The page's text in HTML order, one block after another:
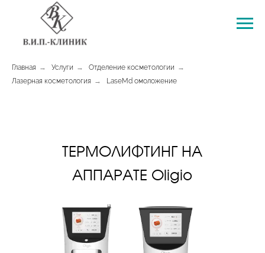
Главная → Услуги → Отделение косметологии →
Лазерная косметология → LaseMd омоложение
ТЕРМОЛИФТИНГ НА
АППАРАТЕ Oligio